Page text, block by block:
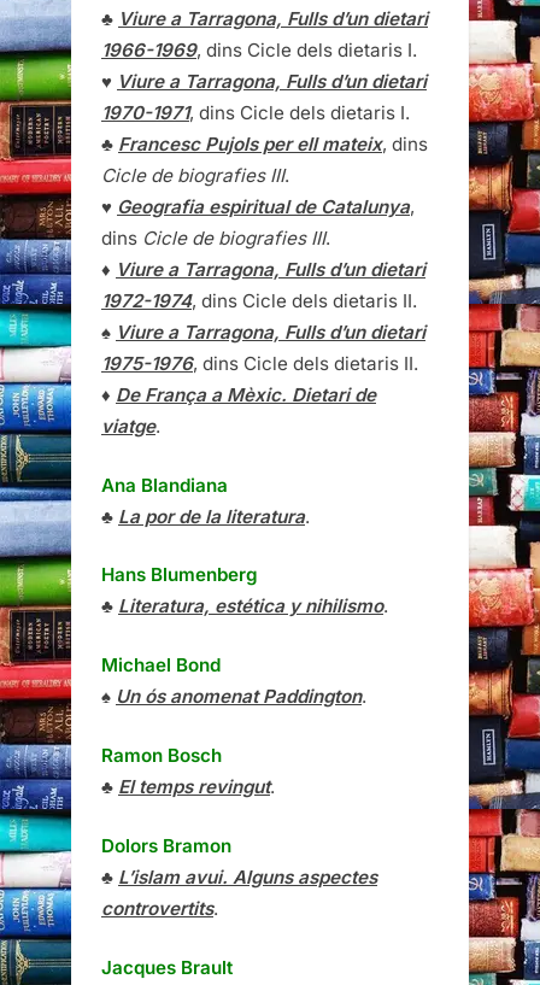
♣ Viure a Tarragona, Fulls d’un dietari
1966-1969, dins Cicle dels dietaris I.
♥ Viure a Tarragona, Fulls d’un dietari
1970-1971, dins Cicle dels dietaris I.
♣ Francesc Pujols per ell mateix, dins
Cicle de biografies III.
♥ Geografia espiritual de Catalunya,
dins Cicle de biografies III.
♦ Viure a Tarragona, Fulls d’un dietari
1972-1974, dins Cicle dels dietaris II.
♠ Viure a Tarragona, Fulls d’un dietari
1975-1976, dins Cicle dels dietaris II.
♦ De França a Mèxic. Dietari de
viatge.
Ana Blandiana
♣ La por de la literatura.
Hans Blumenberg
♣ Literatura, estética y nihilismo.
Michael Bond
♠ Un ós anomenat Paddington.
Ramon Bosch
♣ El temps revingut.
Dolors Bramon
♣ L’islam avui. Alguns aspectes
controvertits.
Jacques Brault